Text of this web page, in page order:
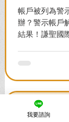
帳戶被列為警
辦？警示帳戶
結果！謙聖國
解除警示與
活。
我要諮詢